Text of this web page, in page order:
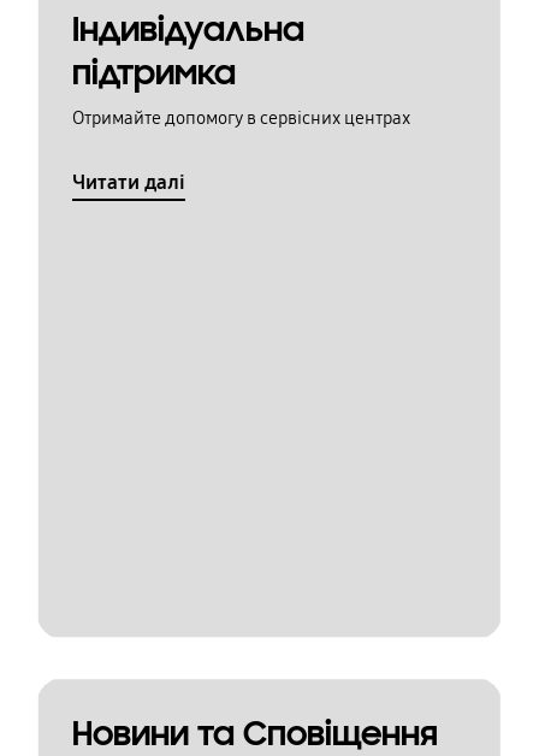
Індивідуальна
підтримка
Отримайте допомогу в сервісних центрах
Читати далі
Новини та Сповіщення